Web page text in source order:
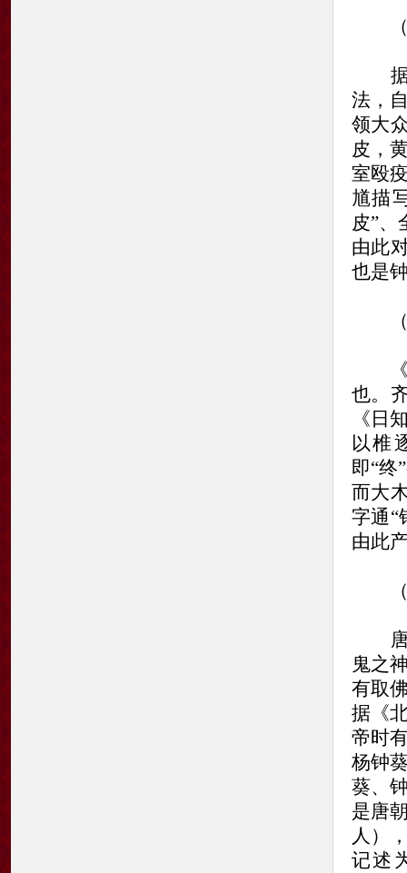
（
据
法，
领大
皮，
室殴
馗描
皮”、
由此
也是
（
《周
也。
《日
以椎
即“终
而大
字通“
由此
（
唐
鬼之
有取
据《
帝时
杨钟
葵、
是唐
人）
记述